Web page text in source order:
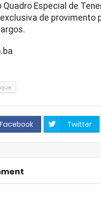
Quadro Especial de
de provimento
Facebook Twitter